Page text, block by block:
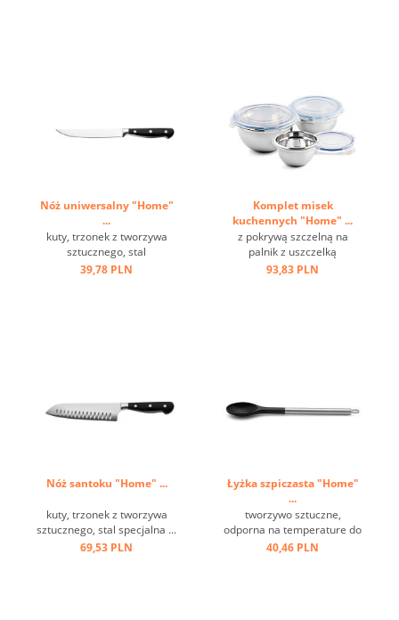
Nóż uniwersalny "Home"
...
kuty, trzonek z tworzywa
sztucznego, stal
milibdenowa ...
39,78 PLN
Komplet misek
kuchennych "Home" ...
z pokrywą szczelną na
palnik z uszczelką
silikonową, częściowo
93,83 PLN
Nóż santoku "Home" ...
kuty, trzonek z tworzywa
sztucznego, stal specjalna ...
69,53 PLN
Łyżka szpiczasta "Home"
...
tworzywo sztuczne,
odporna na temperature do
+ 220 st.C, stal nierdzewna,
40,46 PLN